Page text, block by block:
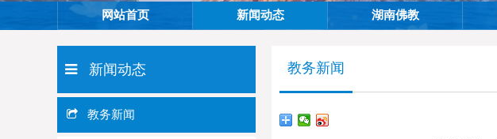
网站首页 新闻动态 湖南佛教
新闻动态
教务新闻
教务新闻